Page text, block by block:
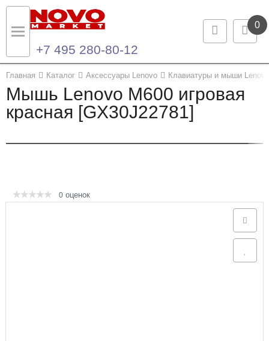
0
+7 495 280-80-12
Главная Каталог Аксессуары Lenovo Клавиатуры и мыши Lenovo
Мышь Lenovo M600 игровая
красная [GX30J22781]
0 оценок
Назад
Каталог продукции
Назад
Контакты